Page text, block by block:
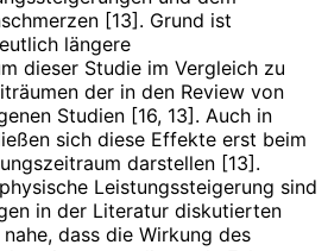
[13]. Grund ist
längere
dieser Studie im Vergleich zu
der in den Review von
Studien [16, 13]. Auch in
sich diese Effekte erst beim
darstellen [13].
Leistungssteigerung sind
in der Literatur diskutierten
dass die Wirkung des